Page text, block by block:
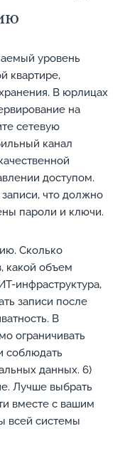
уровень
квартире,
В юрлицах
на
сетевую
канал
доступом.
что должно
пароли и ключи.
Сколько
какой объем
инфраструктура,
записи после
В
ограничивать
соблюдать
данных. 6)
Лучше выбрать
вместе с вашим
всей системы